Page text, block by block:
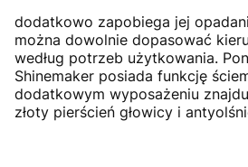
dodatkowo zapobiega jej
można dowolnie dopasować
według potrzeb użytkowania.
Shinemaker posiada funkcję
dodatkowym wyposażeniu
złoty pierścień głowicy i